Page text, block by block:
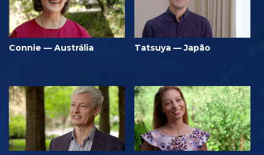
Connie — Austrália Tatsuya — Japão